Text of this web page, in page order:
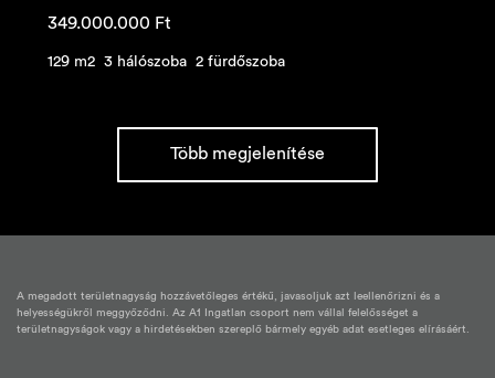
349.000.000 Ft
129 m2 3 hálószoba 2 fürdőszoba
Több megjelenítése
A megadott területnagyság hozzávetőleges értékű, javasoljuk azt leellenőrizni és a
helyességükről meggyőződni. Az A1 Ingatlan csoport nem vállal felelősséget a
területnagyságok vagy a hirdetésekben szereplő bármely egyéb adat esetleges elírásáért.